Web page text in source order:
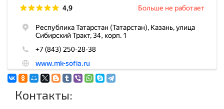
Контакты: